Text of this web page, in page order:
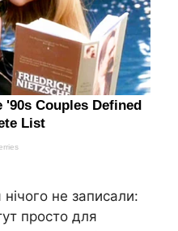
не записали:
просто для